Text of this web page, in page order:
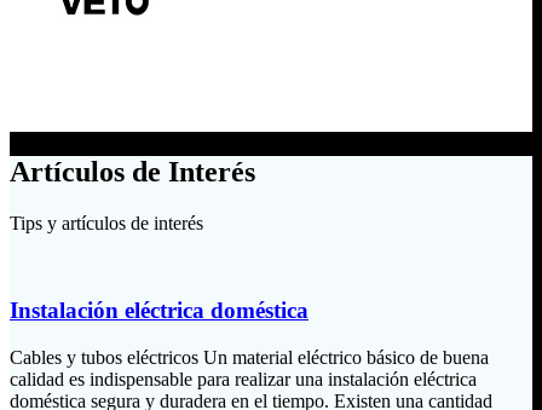
Artículos de Interés
Tips y artículos de interés
Instalación eléctrica doméstica
Cables y tubos eléctricos Un material eléctrico básico de buena
calidad es indispensable para realizar una instalación eléctrica
doméstica segura y duradera en el tiempo. Existen una cantidad